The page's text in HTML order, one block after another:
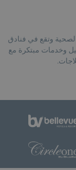
وتقع في فنادق
وخدمات مبتكرة مع